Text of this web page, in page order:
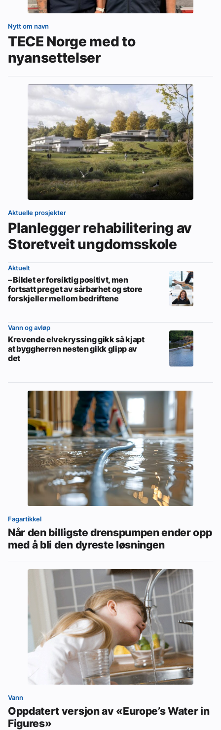
Nytt om navn
TECE Norge med to
nyansettelser
Aktuelle prosjekter
Planlegger rehabilitering av
Storetveit ungdomsskole
Aktuelt
– Bildet er forsiktig positivt, men
fortsatt preget av sårbarhet og store
forskjeller mellom bedriftene
Vann og avløp
Krevende elvekryssing gikk så kjapt
at byggherren nesten gikk glipp av
det
Fagartikkel
Når den billigste drenspumpen ender opp
med å bli den dyreste løsningen
Vann
Oppdatert versjon av «Europe’s Water in
Figures»